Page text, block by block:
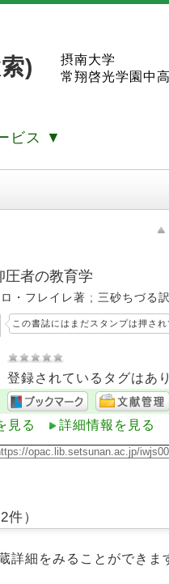
)
摂南大学
常翔啓光学園中高
ビス ▼
圧者の教育学
・フレイレ著 ; 三砂ちづ
この書誌にはまだスタンプは押され
登録されているタグはあ
見る
詳細情報を見る
件）
詳細をみることができま